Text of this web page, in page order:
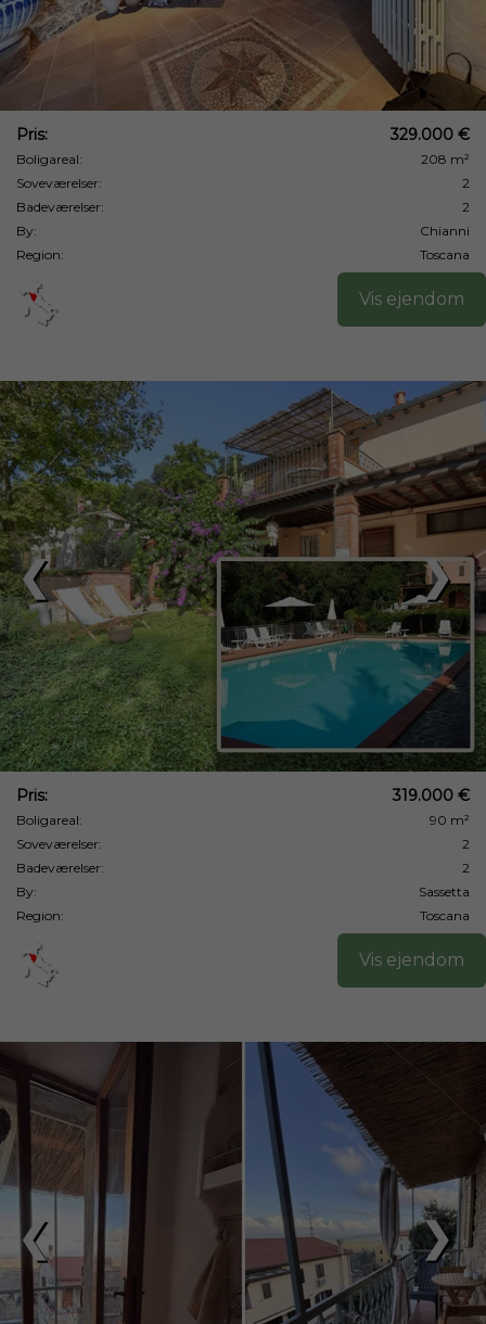
Pris: 329.000 €
Boligareal:
208 m²
Soveværelser:
2
Badeværelser:
2
By:
Chianni
Region:
Toscana
Vis ejendom
❯
❮
Pris: 319.000 €
Boligareal:
90 m²
Soveværelser:
2
Badeværelser:
2
By:
Sassetta
Region:
Toscana
Vis ejendom
❯
❮